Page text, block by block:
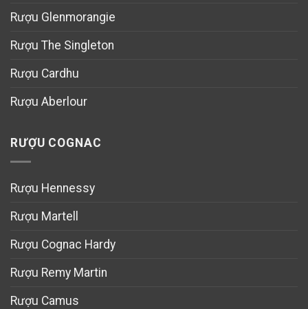
Rượu Glenmorangie
Rượu The Singleton
Rượu Cardhu
Rượu Aberlour
RƯỢU COGNAC
Rượu Hennessy
Rượu Martell
Rượu Cognac Hardy
Rượu Remy Martin
Rượu Camus